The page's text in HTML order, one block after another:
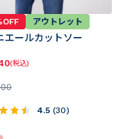
アウトレット
エールカットソー
(税込)
4.5 (30)